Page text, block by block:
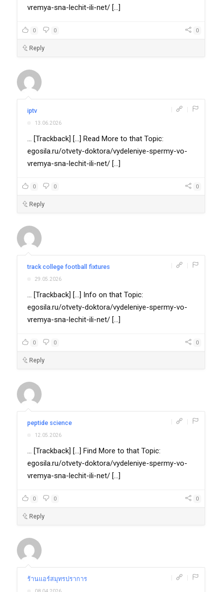
vremya-sna-lechit-ili-net/ [...]
0 0 0
Reply
iptv
13.06.2026
... [Trackback] [...] Read More to that Topic:
egosila.ru/otvety-doktora/vydeleniye-spermy-vo-
vremya-sna-lechit-ili-net/ [...]
0 0 0
Reply
track college football fixtures
29.05.2026
... [Trackback] [...] Info on that Topic:
egosila.ru/otvety-doktora/vydeleniye-spermy-vo-
vremya-sna-lechit-ili-net/ [...]
0 0 0
Reply
peptide science
12.05.2026
... [Trackback] [...] Find More to that Topic:
egosila.ru/otvety-doktora/vydeleniye-spermy-vo-
vremya-sna-lechit-ili-net/ [...]
0 0 0
Reply
ร้านแอร์สมุทรปราการ